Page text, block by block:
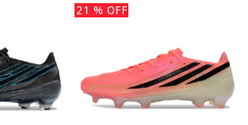
21 % OFF